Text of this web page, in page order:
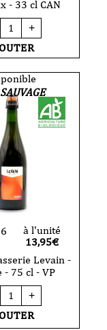
- 33 cl CAN
quantité
de
Bière
Fauve
Pic
flamboyant
Sour
fruits
tropicaux
-
33
cl
CAN
+
à l'unité
13,95€
Levain -
- 75 cl - VP
quantité
de
Bière
-
+